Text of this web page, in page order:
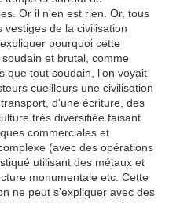
Or il n'en est rien. Or, tous
de la civilisation
pourquoi cette
et brutal, comme
que tout soudain, l'on voyait
cueilleurs une civilisation
d'une écriture, des
très diversifiée faisant
commerciales et
(avec des opérations
utilisant des métaux et
monumentale etc. Cette
ne peut s'expliquer avec des